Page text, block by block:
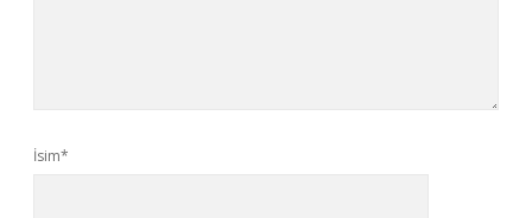
İsim*